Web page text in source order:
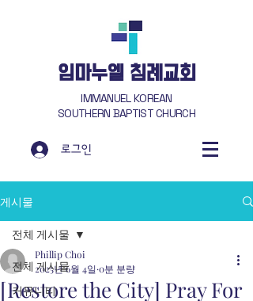
​임마누엘 침례교회
IMMANUEL KOREAN
SOUTHERN BAPTIST CHURCH
로그인
게시물
전체 게시물
커뮤니티
전체 게시물
[Restore the City] Pray For
Phillip Choi
2025년 6월 4일 0분 분량